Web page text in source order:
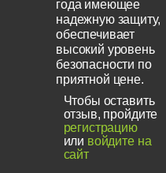
года имеющее
надежную защиту,
обеспечивает
высокий уровень
безопасности по
приятной цене.
Чтобы оставить
отзыв, пройдите
регистрацию
или войдите на
сайт